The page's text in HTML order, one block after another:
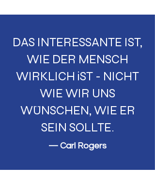
DAS INTERESSANTE IST,
WIE DER MENSCH
WIRKLICH iST - NICHT
WIE WIR UNS
WÜNSCHEN, WIE ER
SEIN SOLLTE.
— Carl Rogers